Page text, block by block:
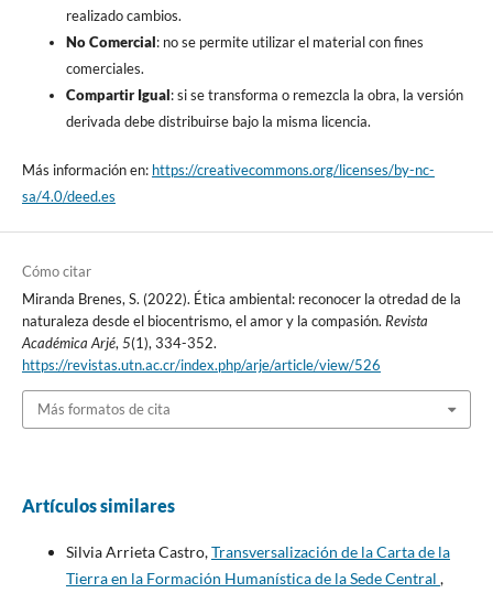
realizado cambios.
No Comercial: no se permite utilizar el material con fines
comerciales.
Compartir Igual: si se transforma o remezcla la obra, la versión
derivada debe distribuirse bajo la misma licencia.
Más información en: https://creativecommons.org/licenses/by-nc-
sa/4.0/deed.es
Cómo citar
Miranda Brenes, S. (2022). Ética ambiental: reconocer la otredad de la
naturaleza desde el biocentrismo, el amor y la compasión. Revista
Académica Arjé, 5(1), 334-352.
https://revistas.utn.ac.cr/index.php/arje/article/view/526
Más formatos de cita
Artículos similares
Silvia Arrieta Castro,Transversalización de la Carta de la
Tierra en la Formación Humanística de la Sede Central ,